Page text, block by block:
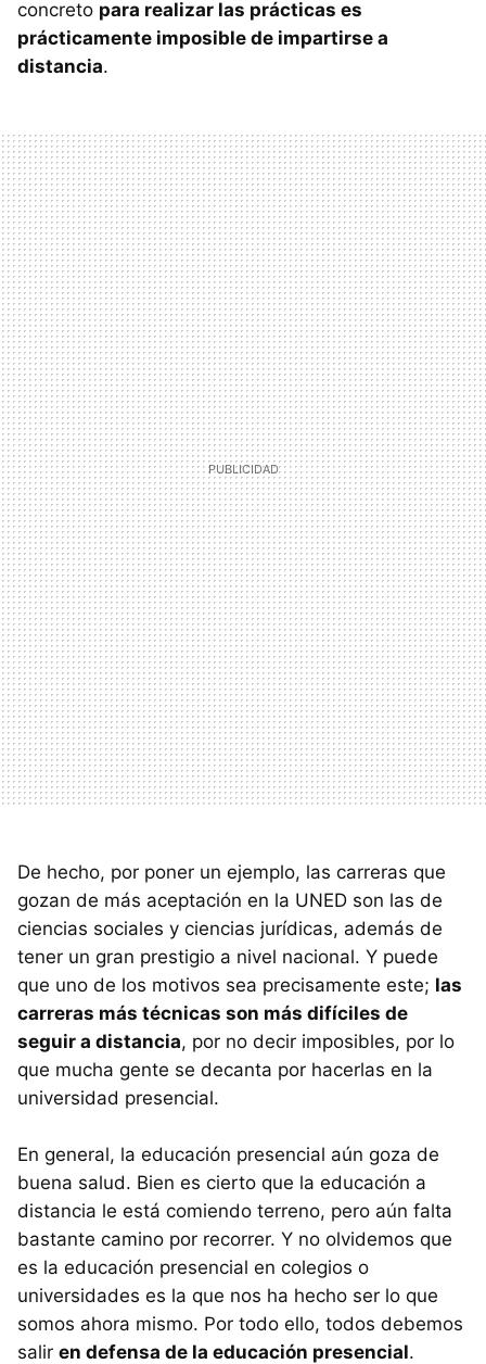
concreto para realizar las prácticas es
prácticamente imposible de impartirse a
distancia.
De hecho, por poner un ejemplo, las carreras que
gozan de más aceptación en la UNED son las de
ciencias sociales y ciencias jurídicas, además de
tener un gran prestigio a nivel nacional. Y puede
que uno de los motivos sea precisamente este; las
carreras más técnicas son más difíciles de
seguir a distancia, por no decir imposibles, por lo
que mucha gente se decanta por hacerlas en la
universidad presencial.
En general, la educación presencial aún goza de
buena salud. Bien es cierto que la educación a
distancia le está comiendo terreno, pero aún falta
bastante camino por recorrer. Y no olvidemos que
es la educación presencial en colegios o
universidades es la que nos ha hecho ser lo que
somos ahora mismo. Por todo ello, todos debemos
salir en defensa de la educación presencial.